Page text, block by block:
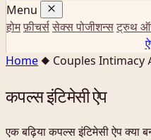
Menu
होमफ़ीचर्ससेक्स पोजीशन्सट्रुथ
Home◆ Couples Intimacy
कपल्स इंटिमेसी ऐप
एक बढ़िया कपल्स इंटिमेसी ऐप क्या